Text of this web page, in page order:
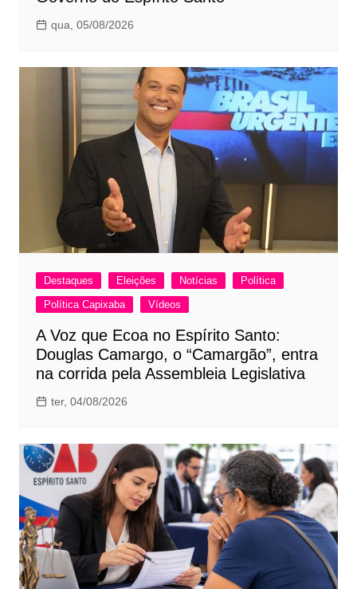
qua, 05/08/2026
Destaques Eleições Notícias
Política
Política Capixaba
Vídeos
A Voz que Ecoa no Espírito Santo:
Douglas Camargo, o “Camargão”, entra
na corrida pela Assembleia Legislativa
ter, 04/08/2026